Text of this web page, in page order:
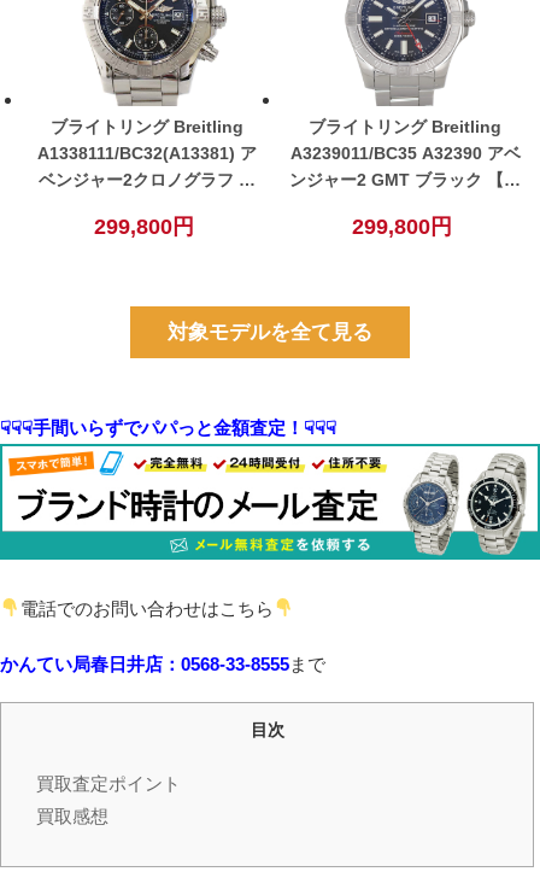
ブライトリング Breitling
A1338111/BC32(A13381) ア
ベンジャー2クロノグラフ メ
ク【中古】
299,800円
ブライトリング Breitling
A3239011/BC35 A32390 アベ
ンジャー2 GMT ブラック 【中
299,800円
対象モデルを全て見る
☟☟☟手間いらずでパパっと金額査定！☟☟☟
電話でのお問い合わせはこちら
かんてい局春日井店：0568-33-8555まで
目次
買取査定ポイント
買取感想